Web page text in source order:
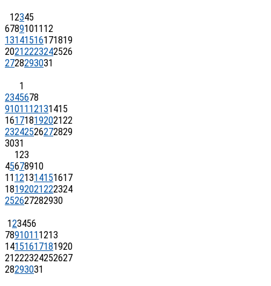
12345
67891011 12
13141516171819
20212223242526
2728293031
1
2345678
91011 12131415
16171819202122
23242526272829
3031
123
45678910
11 121314151617
18192021222324
252627282930
123456
7891011 1213
14151617181920
21222324252627
28293031